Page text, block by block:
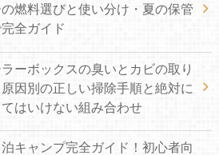
燃料選びと使い分け・夏の保管
完全ガイド
ーボックスの臭いとカビの取り
因別の正しい掃除手順と絶対に
はいけない組み合わせ
キャンプ完全ガイド！初心者向